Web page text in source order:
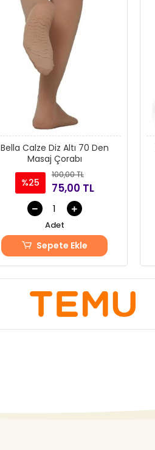
Bella Calze Diz Altı 70 Den
Masaj Çorabı
%25
100,00 TL
75,00 TL
Adet
Sepete Ekle